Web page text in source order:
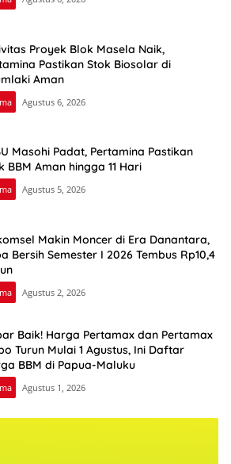
Proyek Blok Masela Naik,
Pastikan Stok Biosolar di
Aman
Agustus 6, 2026
Masohi Padat, Pertamina Pastikan
BBM Aman hingga 11 Hari
Agustus 5, 2026
Makin Moncer di Era Danantara,
Bersih Semester I 2026 Tembus Rp10,4
Agustus 2, 2026
Baik! Harga Pertamax dan Pertamax
Turun Mulai 1 Agustus, Ini Daftar
BBM di Papua-Maluku
Agustus 1, 2026